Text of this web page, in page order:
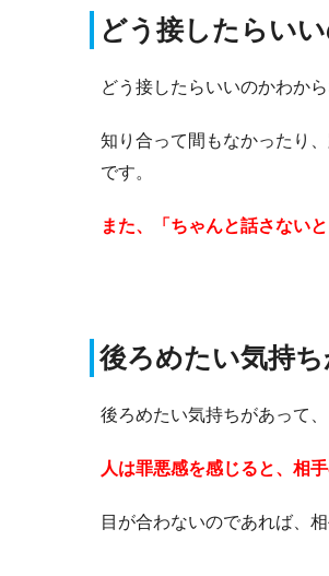
どう接したらい
どう接したらいいのかわか
知り合って間もなかったり
です。
また、「ちゃんと話さない
後ろめたい気持
後ろめたい気持ちがあって
人は罪悪感を感じると、相
目が合わないのであれば、